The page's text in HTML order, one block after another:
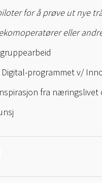
for å prøve ut nye
eller
programmet v/
fra